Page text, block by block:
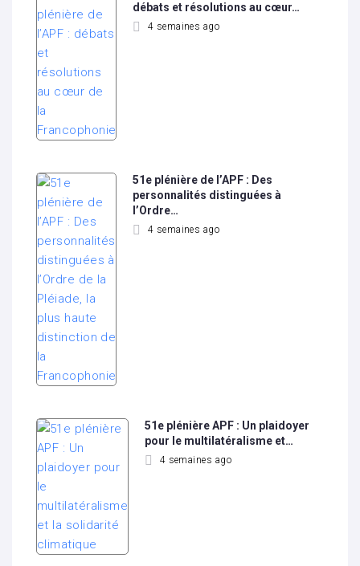
débats et résolutions au cœur…
4 semaines ago
51e plénière de l’APF : Des
personnalités distinguées à
l’Ordre…
4 semaines ago
51e plénière APF : Un plaidoyer
pour le multilatéralisme et…
4 semaines ago